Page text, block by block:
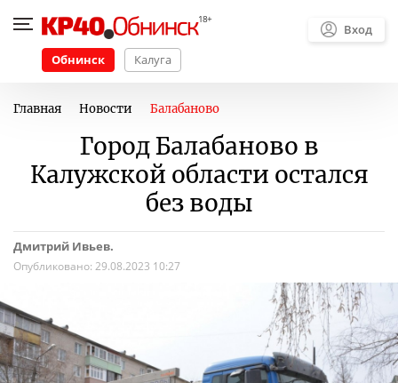
Обнинск Калуга
Вход
Главная Новости Балабаново
Город Балабаново в
Калужской области остался
без воды
Дмитрий Ивьев.
Опубликовано: 29.08.2023 10:27